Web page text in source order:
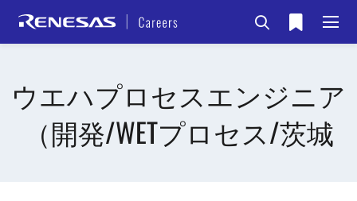
ウエハプロセスエンジニア
（開発/WETプロセス/茨城